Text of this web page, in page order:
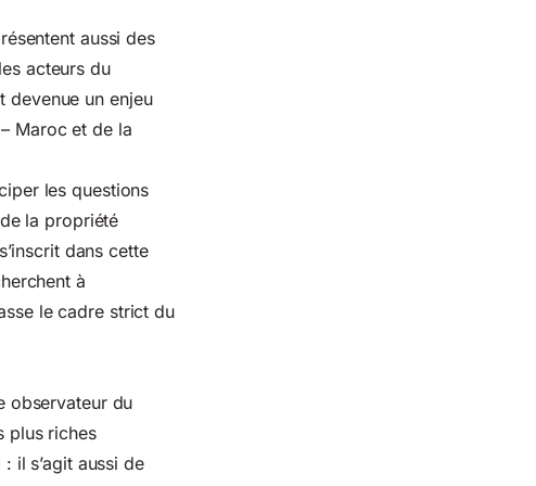
aussi des
acteurs du
devenue un enjeu
Maroc et de la
les questions
la propriété
dans cette
à
le cadre strict du
observateur du
plus riches
il s’agit aussi de